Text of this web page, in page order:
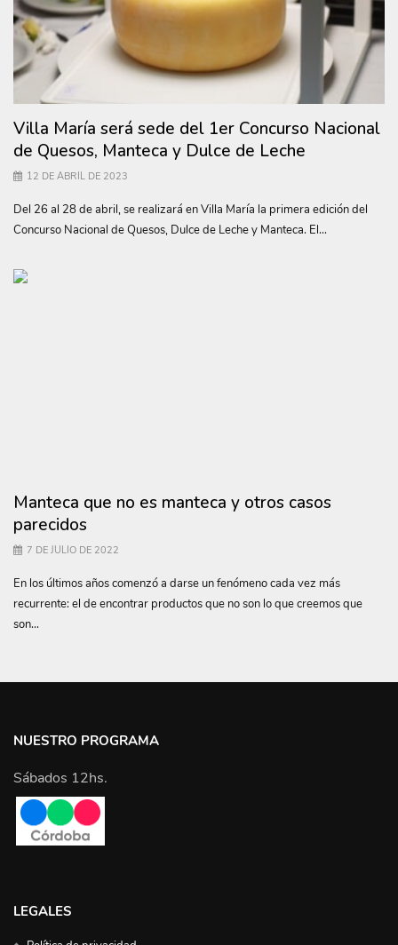
Villa María será sede del 1er Concurso Nacional
de Quesos, Manteca y Dulce de Leche
12 DE ABRIL DE 2023
Del 26 al 28 de abril, se realizará en Villa María la primera edición del
Concurso Nacional de Quesos, Dulce de Leche y Manteca. El...
Manteca que no es manteca y otros casos
parecidos
7 DE JULIO DE 2022
En los últimos años comenzó a darse un fenómeno cada vez más
recurrente: el de encontrar productos que no son lo que creemos que
son...
NUESTRO PROGRAMA
Sábados 12hs.
LEGALES